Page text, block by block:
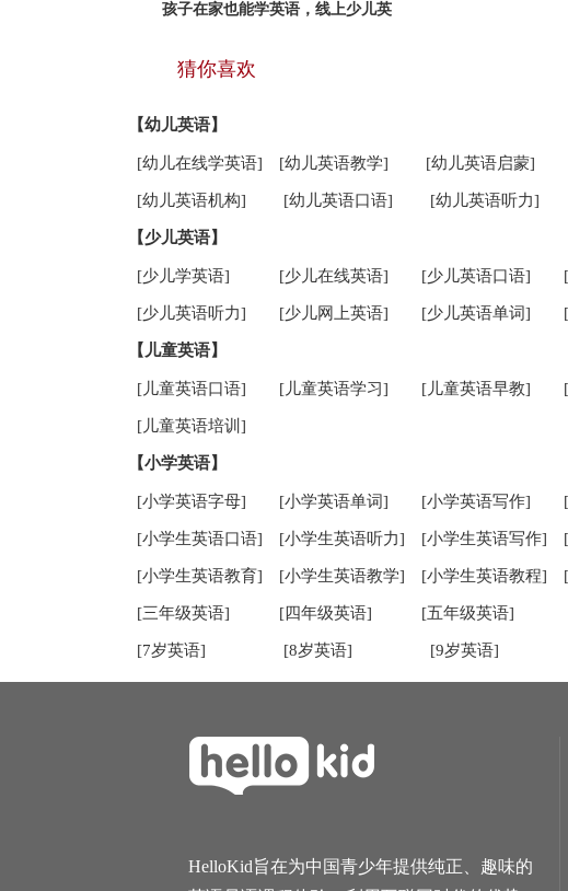
孩子在家也能学英语，线上少儿英
猜你喜欢
【幼儿英语】
[幼儿在线学英语] [幼儿英语教学] [幼儿英语启蒙]
[幼儿英语机构] [幼儿英语口语] [幼儿英语听力]
【少儿英语】
[少儿学英语] [少儿在线英语] [少儿英语口语]
[少儿英语听力] [少儿网上英语] [少儿英语单词]
【儿童英语】
[儿童英语口语] [儿童英语学习] [儿童英语早教]
[儿童英语培训]
【小学英语】
[小学英语字母] [小学英语单词] [小学英语写作]
[小学生英语口语] [小学生英语听力] [小学生英语写作]
[小学生英语教育] [小学生英语教学] [小学生英语教程]
[三年级英语] [四年级英语] [五年级英语]
[7岁英语] [8岁英语] [9岁英语]
HelloKid旨在为中国青少年提供纯正、趣味的